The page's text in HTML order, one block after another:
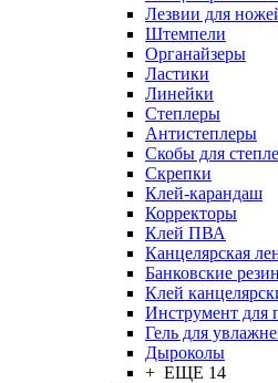
Лезвии для
Штемпели
Органайзеры
Ластики
Линейки
Степлеры
Антистеплеры
Скобы для
Скрепки
Клей-карандаш
Корректоры
Клей ПВА
Канцелярская
Банковские
Клей
Инструмент для
Гель для
Дыроколы
+ ЕЩЕ 14